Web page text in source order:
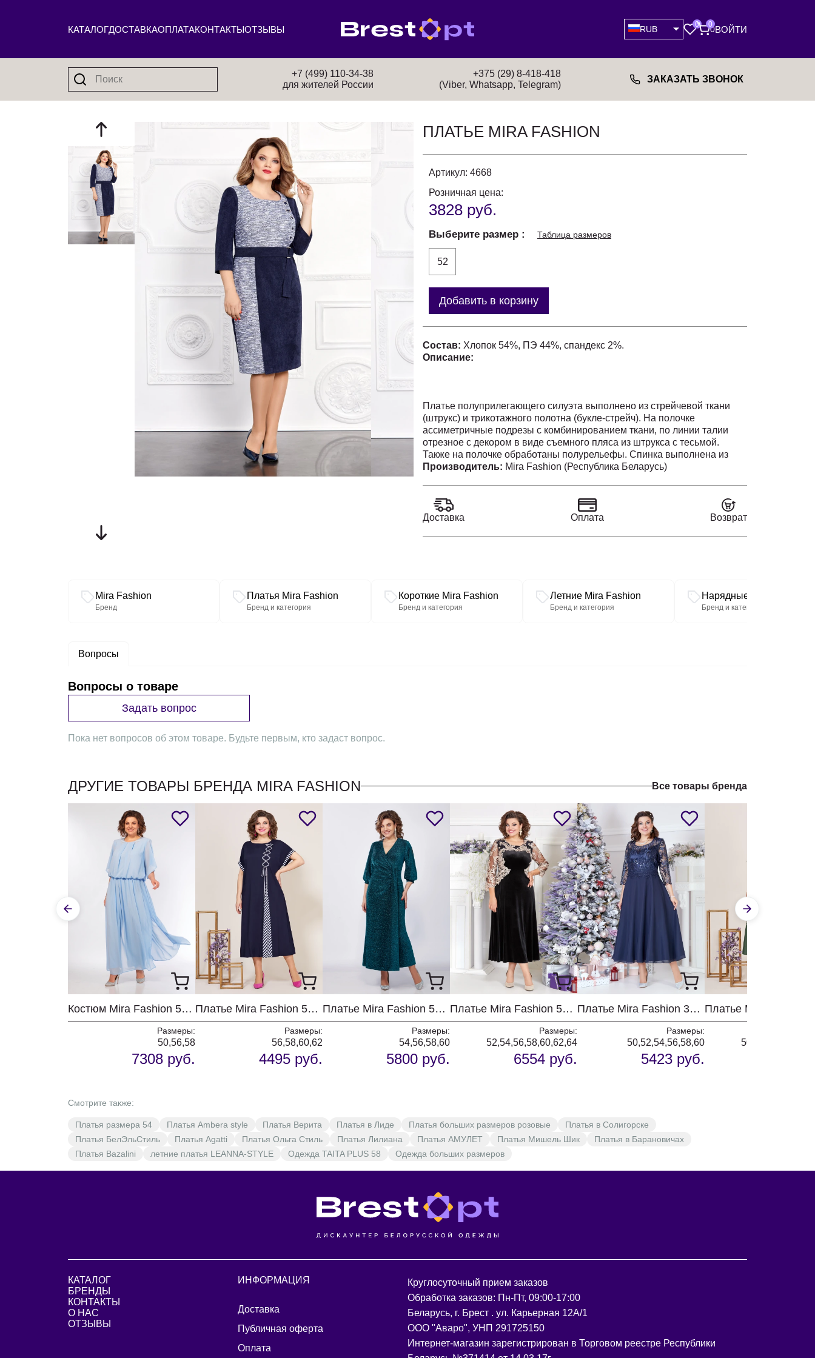
КАТАЛОГДОСТАВКАОПЛАТАКОНТАКТЫОТЗЫВЫ RUB
0 0
0ВОЙТИ
+7 (499) 110-34-38
для жителей России
+375 (29) 8-418-418
(Viber, Whatsapp, Telegram)
ЗАКАЗАТЬ ЗВОНОК
ПЛАТЬЕ MIRA FASHION
Артикул: 4668
Розничная цена:
3828 руб.
Выберите размер Таблица размеров
52
Добавить в корзину
Состав: Хлопок 54%, ПЭ 44%, спандекс 2%.
Описание:
Платье полуприлегающего силуэта выполнено из стрейчевой ткани
(штрукс) и трикотажного полотна (букле-стрейч). На полочке
ассиметричные подрезы с комбинированием ткани, по линии талии
отрезное с декором в виде съемного пляса из штрукса с тесьмой.
Также на полочке обработаны полурельефы. Спинка выполнена из
однотонного штрукса со средним швом и полурельефами, в среднем
Прекрасно подойдет для повседневного образа.
Длина рукава 46 см.
Производитель: Mira Fashion (Республика Беларусь)
Доставка Оплата Возврат
Mira Fashion
Бренд
Платья Mira Fashion
Бренд и категория
Короткие Mira Fashion
Бренд и категория
Летние Mira Fashion
Бренд и категория
Нарядные Mira Fashion
Бренд и категория
Вопросы
Вопросы о товаре
Задать вопрос
Пока нет вопросов об этом товаре. Будьте первым, кто задаст вопрос.
ДРУГИЕ ТОВАРЫ БРЕНДА MIRA FASHION Все товары бренда
Костюм Mira Fashion 5687
Размеры:
50,56,58
7308 руб.
Платье Mira Fashion 5248-2
Размеры:
56,58,60,62
4495 руб.
Платье Mira Fashion 5480-3
Размеры:
54,56,58,60
5800 руб.
Платье Mira Fashion 5330
Размеры:
52,54,56,58,60,62,64
6554 руб.
Платье Mira Fashion 3978-7
Размеры:
50,52,54,56,58,60
5423 руб.
Смотрите также:
Платья размера 54 Платья Ambera style Платья Верита Платья в Лиде Платья больших размеров розовые
Платья в Солигорске
Платья БелЭльСтиль
Платья Agatti Платья Ольга Стиль Платья Лилиана Платья АМУЛЕТ Платья Мишель Шик
Платья в Барановичах
Платья Bazalini
летние платья LEANNA-STYLE Одежда TAITA PLUS 58 Одежда больших размеров
КАТАЛОГ
БРЕНДЫ
КОНТАКТЫ
О НАС
ОТЗЫВЫ
ИНФОРМАЦИЯ
Доставка
Публичная оферта
Оплата
Круглосуточный прием заказов
Обработка заказов: Пн-Пт, 09:00-17:00
Беларусь, г. Брест . ул. Карьерная 12А/1
ООО "Аваро", УНП 291725150
Интернет-магазин зарегистрирован в Торговом реестре Республики